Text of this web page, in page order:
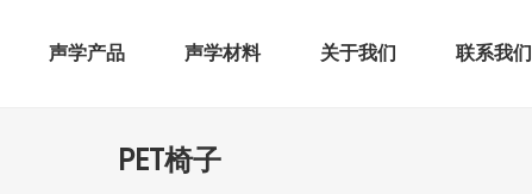
声学产品 声学材料 关于我们 联系我们
PET椅子